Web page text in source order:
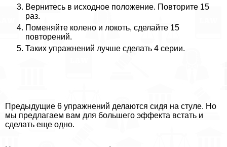
Вернитесь в исходное положение. Повторите 15
раз.
Поменяйте колено и локоть, сделайте 15
повторений.
Таких упражнений лучше сделать 4 серии.
Предыдущие 6 упражнений делаются сидя на стуле. Но
мы предлагаем вам для большего эффекта встать и
сделать еще одно.